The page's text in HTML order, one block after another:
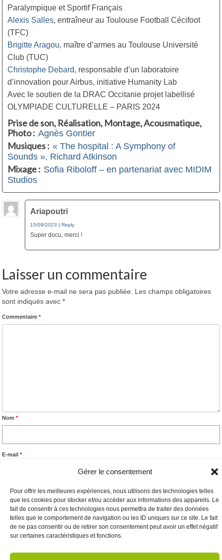
Gérer le consentement
Pour offrir les meilleures expériences, nous utilisons des technologies telles
que les cookies pour stocker et/ou accéder aux informations des appareils. Le
fait de consentir à ces technologies nous permettra de traiter des données
telles que le comportement de navigation ou les ID uniques sur ce site. Le fait
de ne pas consentir ou de retirer son consentement peut avoir un effet négatif
sur certaines caractéristiques et fonctions.
Paralympique et Sportif Français
Alexis Salles, entraîneur au Toulouse Football Cécifoot
(TFC)
Brigitte Aragou, maître d’armes au Toulouse Université
Club (TUC)
Christophe Debard, responsable d’un laboratoire
d’innovation pour Airbus, initiative Humanity Lab
Avec le soutien de la DRAC Occitanie projet labellisé
OLYMPIADE CULTURELLE – PARIS 2024
Prise de son, Réalisation, Montage, Acousmatique,
Photo : Agnès Gontier
Musiques : « The hospital : A Symphony of
Sounds », Richard Atkinson
Mixage : Sofia Riboloff – en partenariat avec MIDIM
Studios
Ariapoutri
15/09/2023 |Reply
Super docu, merci !
Laisser un commentaire
Votre adresse e-mail ne sera pas publiée.
Les champs obligatoires
sont indiqués avec*
Commentaire*
Nom*
E-mail*
Site web